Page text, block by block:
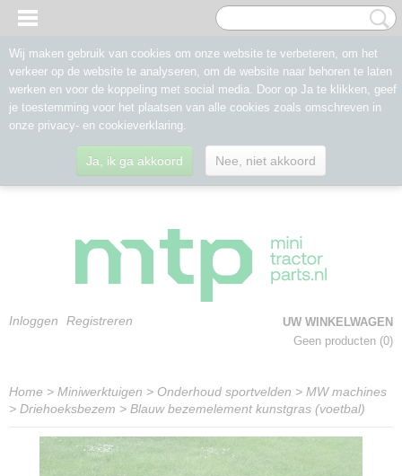
Inloggen Registreren
UW WINKELWAGEN
Geen producten (0)
Home > Miniwerktuigen > Onderhoud sportvelden > MW machines
> Driehoeksbezem > Blauw bezemelement kunstgras (voetbal)
Wij maken gebruik van cookies om onze website te verbeteren, om het
verkeer op de website te analyseren, om de website naar behoren te laten
werken en voor de koppeling met social media. Door op Ja te klikken, geef
je toestemming voor het plaatsen van alle cookies zoals omschreven in
onze privacy- en cookieverklaring.
Ja, ik ga akkoord Nee, niet akkoord